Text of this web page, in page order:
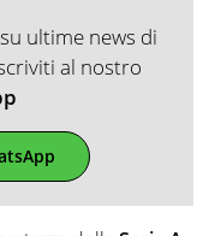
ultime news di
al nostro